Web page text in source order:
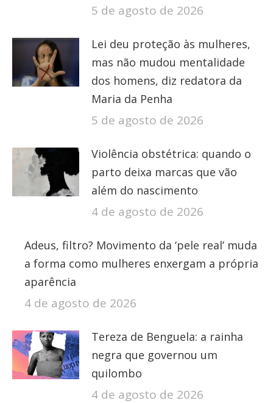
5 de agosto de 2026
Lei deu proteção às mulheres,
mas não mudou mentalidade
dos homens, diz redatora da
Maria da Penha
5 de agosto de 2026
Violência obstétrica: quando o
parto deixa marcas que vão
além do nascimento
4 de agosto de 2026
Adeus, filtro? Movimento da ‘pele real’ muda
a forma como mulheres enxergam a própria
aparência
4 de agosto de 2026
Tereza de Benguela: a rainha
negra que governou um
quilombo
4 de agosto de 2026